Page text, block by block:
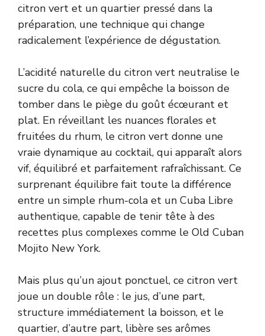
citron vert et un quartier pressé dans la
préparation, une technique qui change
radicalement l’expérience de dégustation.
L’acidité naturelle du citron vert neutralise le
sucre du cola, ce qui empêche la boisson de
tomber dans le piège du goût écœurant et
plat. En réveillant les nuances florales et
fruitées du rhum, le citron vert donne une
vraie dynamique au cocktail, qui apparaît alors
vif, équilibré et parfaitement rafraîchissant. Ce
surprenant équilibre fait toute la différence
entre un simple rhum-cola et un Cuba Libre
authentique, capable de tenir tête à des
recettes plus complexes comme le Old Cuban
Mojito New York.
Mais plus qu’un ajout ponctuel, ce citron vert
joue un double rôle : le jus, d’une part,
structure immédiatement la boisson, et le
quartier, d’autre part, libère ses arômes